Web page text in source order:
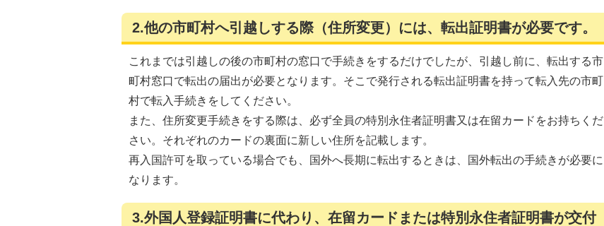
2.他の市町村へ引越しする際（住所変更）には、転出証明書が必要です。
これまでは引越しの後の市町村の窓口で手続きをするだけでしたが、引越し前に、転出する市
町村窓口で転出の届出が必要となります。そこで発行される転出証明書を持って転入先の市町
村で転入手続きをしてください。
また、住所変更手続きをする際は、必ず全員の特別永住者証明書又は在留カードをお持ちくだ
さい。それぞれのカードの裏面に新しい住所を記載します。
再入国許可を取っている場合でも、国外へ長期に転出するときは、国外転出の手続きが必要に
なります。
3.外国人登録証明書に代わり、在留カードまたは特別永住者証明書が交付